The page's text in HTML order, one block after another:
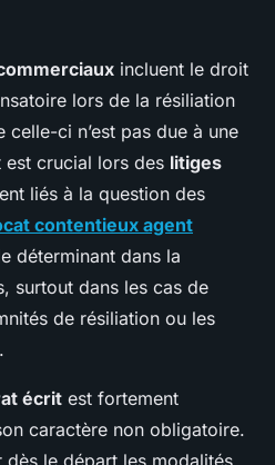
incluent le droit
lors de la résiliation
ci n’est pas due à une
crucial lors des litiges
liés à la question des
contentieux agent
déterminant dans la
surtout dans les cas de
de résiliation ou les
écrit est fortement
caractère non obligatoire.
le départ les modalités